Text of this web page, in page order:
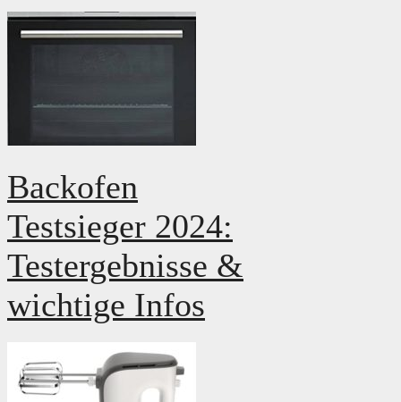
Backofen
Testsieger 2024:
Testergebnisse &
wichtige Infos